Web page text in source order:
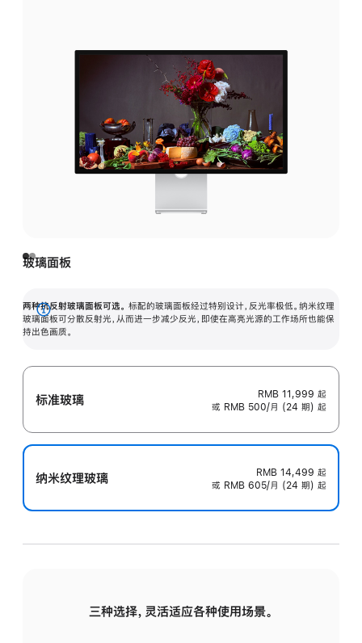
玻璃面板
两种抗反射玻璃面板可选。 标配的玻璃面板经过特别设计，反光率极低。纳米纹理
玻璃面板可分散反射光，从而进一步减少反光，即使在高亮光源的工作场所也能保
持出色画质。
展
开
标准玻璃 RMB 11,999 起
或 RMB 500/月 (24 期) 起
纳米纹理玻璃 RMB 14,499 起
或 RMB 605/月 (24 期) 起
三种选择，灵活适应各种使用场景。